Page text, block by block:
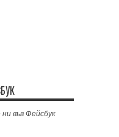
във Фейсбук